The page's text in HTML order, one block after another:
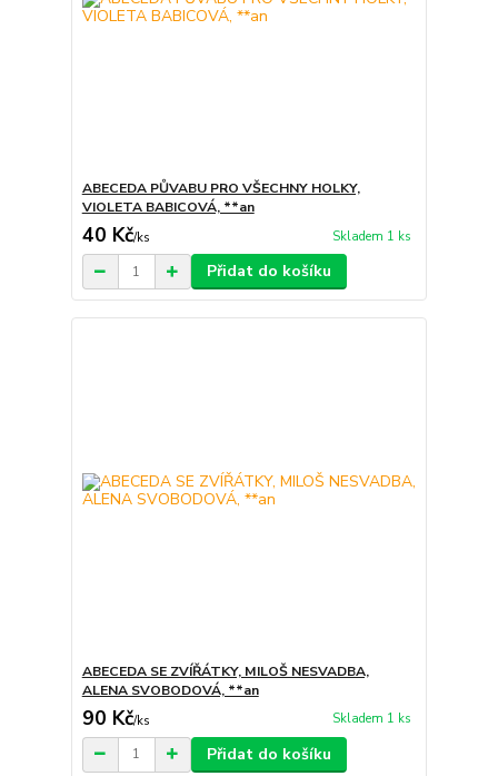
ABECEDA PŮVABU PRO VŠECHNY HOLKY,
VIOLETA BABICOVÁ, **an
40 Kč/ks Skladem 1 ks
Přidat do košíku
ABECEDA SE ZVÍŘÁTKY, MILOŠ NESVADBA,
ALENA SVOBODOVÁ, **an
90 Kč/ks Skladem 1 ks
Přidat do košíku